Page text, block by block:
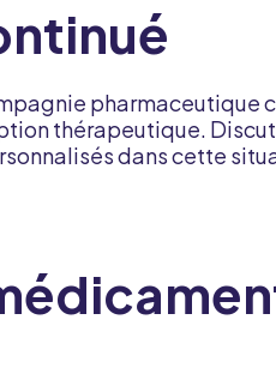
pharmaceutique
thérapeutique.
dans cette